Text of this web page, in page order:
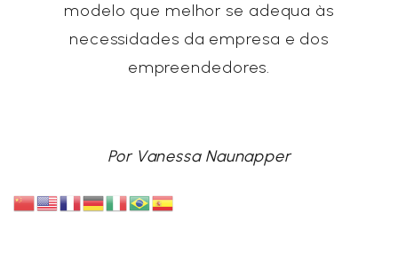
modelo que melhor se adequa às
necessidades da empresa e dos
empreendedores.
Por Vanessa Naunapper